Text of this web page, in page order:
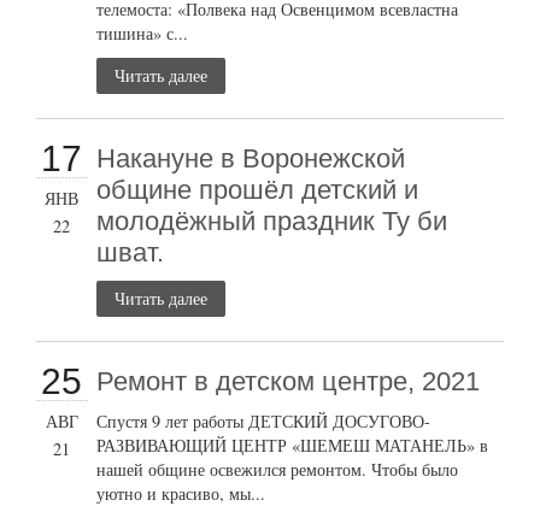
телемоста: «Полвека над Освенцимом всевластна
тишина» с...
Читать далее
17
ЯНВ
22
Накануне в Воронежской
общине прошёл детский и
молодёжный праздник Ту би
шват.
Читать далее
25
АВГ
21
Ремонт в детском центре, 2021
Спустя 9 лет работы ДЕТСКИЙ ДОСУГОВО-
РАЗВИВАЮЩИЙ ЦЕНТР «ШЕМЕШ МАТАНЕЛЬ» в
нашей общине освежился ремонтом. Чтобы было
уютно и красиво, мы...